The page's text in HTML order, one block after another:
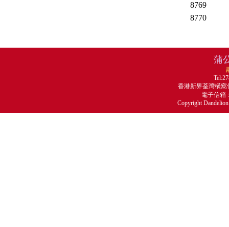
8769
8770
蒲
香港新界荃灣橫窩
電子信箱
Copyright